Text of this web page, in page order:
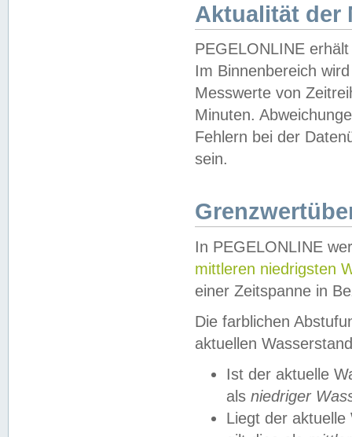
Aktualität der
PEGELONLINE
Im Binnenbereich
Messwerte von
Minuten.
Fehlern bei der
sein.
In PEGELONLINE
mittleren niedrigsten
einer Zeitspanne in
Die farblichen
aktuellen
Ist der aktuelle
als niedriger
Liegt der